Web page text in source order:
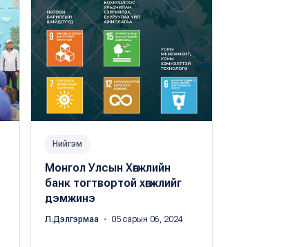
Нийгэм
Монгол Улсын Хөгжлийн
банк тогтвортой хөгжлийг
дэмжинэ
Л.Дэлгэрмаа ・ 05 сарын 06, 2024